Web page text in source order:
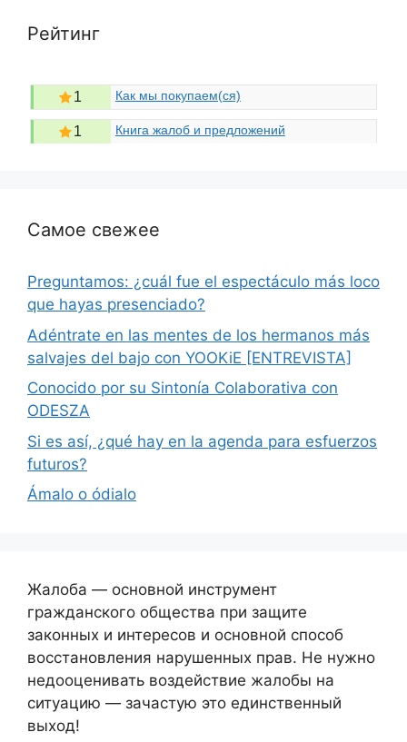
Рейтинг
1 Как мы покупаем(ся)
1 Книга жалоб и предложений
Самое свежее
Preguntamos: ¿cuál fue el espectáculo más loco
que hayas presenciado?
Adéntrate en las mentes de los hermanos más
salvajes del bajo con YOOKiE [ENTREVISTA]
Conocido por su Sintonía Colaborativa con
ODESZA
Si es así, ¿qué hay en la agenda para esfuerzos
futuros?
Ámalo o ódialo
Жалоба — основной инструмент
гражданского общества при защите
законных и интересов и основной способ
восстановления нарушенных прав. Не нужно
недооценивать воздействие жалобы на
ситуацию — зачастую это единственный
выход!